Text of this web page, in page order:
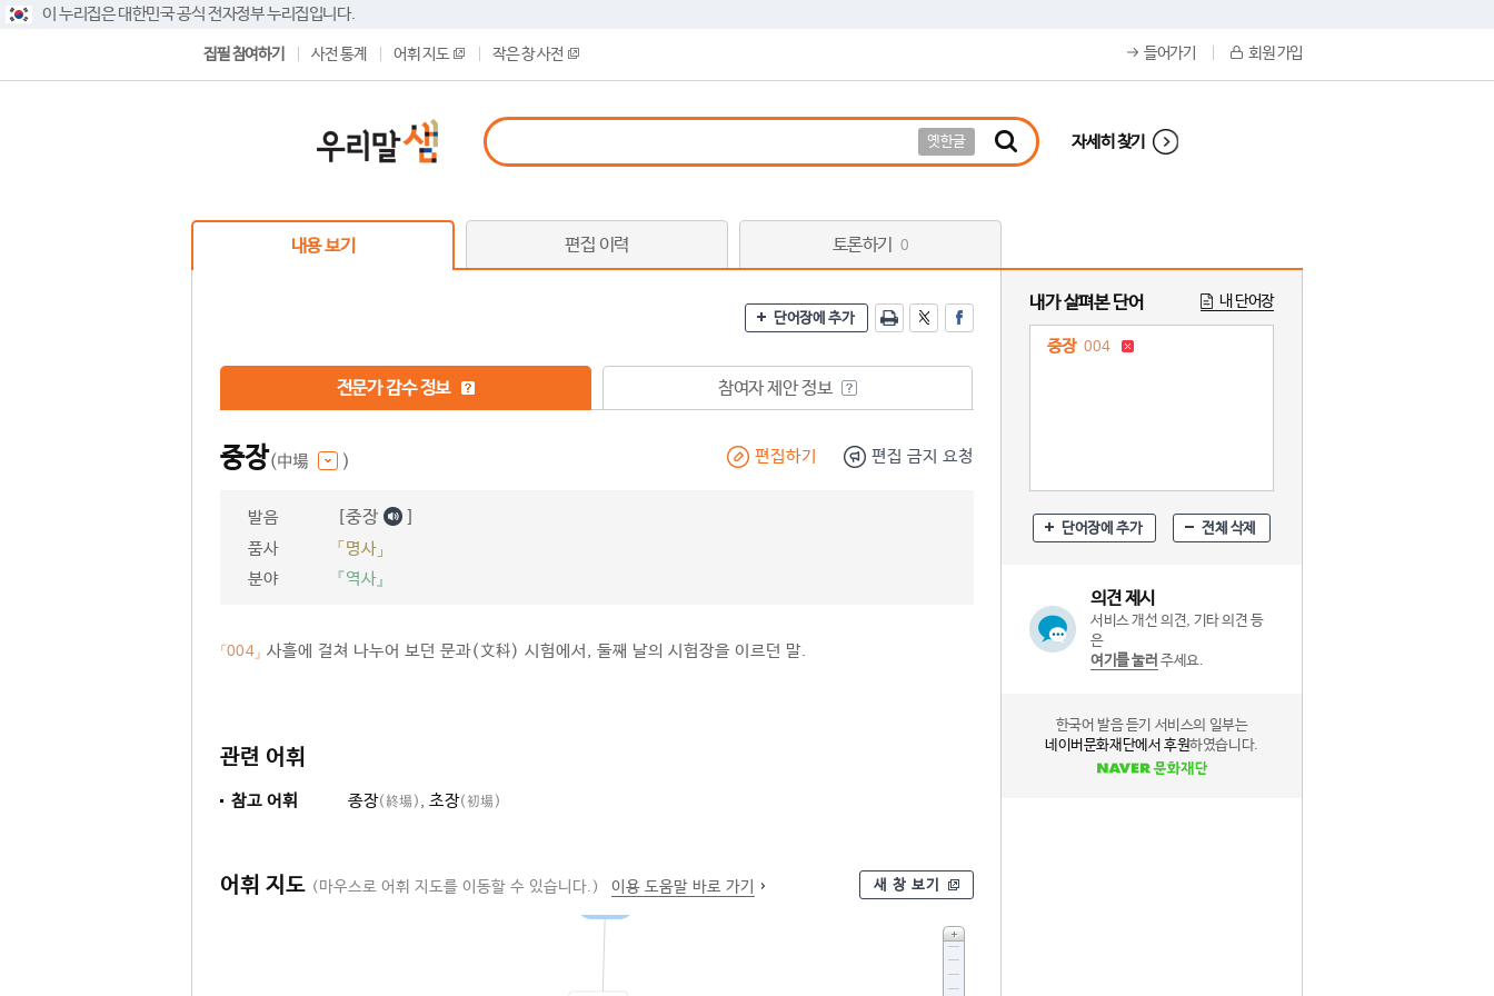
이 누리집은 대한민국 공식 전자정부 누리집입니다.
집필 참여하기 사전 통계 어휘 지도 작은 창 사전 들어가기 회원 가입
옛한글 자세히 찾기
내용 보기 편집 이력 토론하기 0
단어장에 추가
전문가 감수 정보 참여자 제안 정보
중장(中場 ) 편집하기 편집 금지 요청
발음 [중장 ]
품사
「명사」
분야
『역사』
「004」 사흘에 걸쳐 나누어 보던 문과(文科) 시험에서, 둘째 날의 시험장을 이르던 말.
관련 어휘
참고 어휘 종장(終場) , 초장(初場)
어휘 지도 (마우스로 어휘 지도를 이동할 수 있습니다.) 이용 도움말 바로 가기 새 창 보기
내가 살펴본 단어 내 단어장
중장 004
단어장에 추가 전체 삭제
의견 제시
서비스 개선 의견, 기타 의견 등
은
여기를 눌러 주세요.
한국어 발음 듣기 서비스의 일부는
네이버문화재단에서 후원하였습니다.